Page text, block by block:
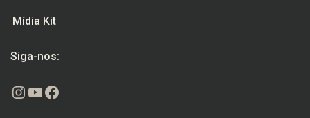
Mídia Kit
Siga-nos:
Instagram
Youtube
Facebook